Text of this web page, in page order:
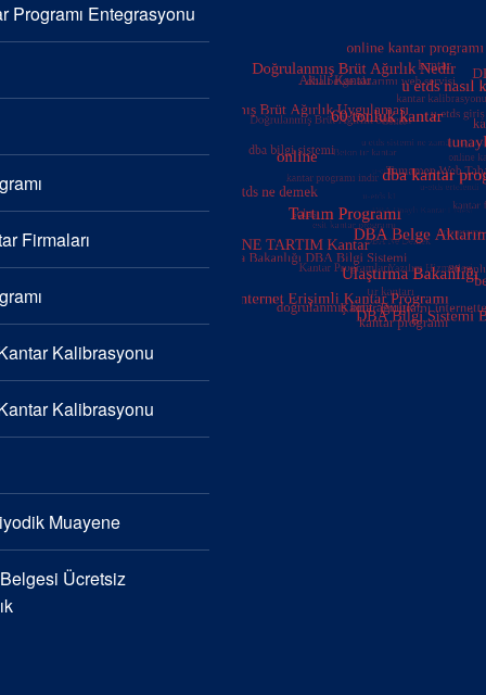
Programı Entegrasyonu
Firmaları
Kalibrasyonu
Kalibrasyonu
Muayene
Ücretsiz